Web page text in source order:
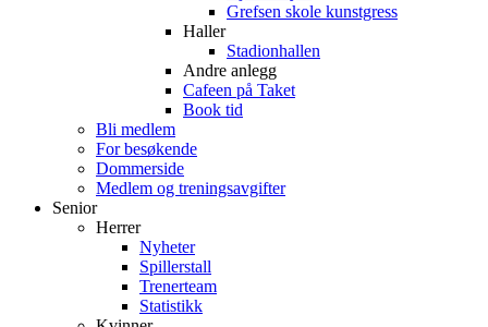
Grefsen skole kunstgress
Haller
Stadionhallen
Andre anlegg
Cafeen på Taket
Book tid
Bli medlem
For besøkende
Dommerside
Medlem og treningsavgifter
Senior
Herrer
Nyheter
Spillerstall
Trenerteam
Statistikk